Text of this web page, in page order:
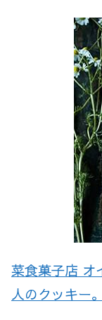
菜食菓子店 オ
人のクッキー。